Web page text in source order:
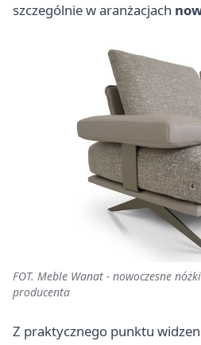
szczególnie w aranżacjach
FOT. Meble Wanat - nowoczesne
producenta
Z praktycznego punktu